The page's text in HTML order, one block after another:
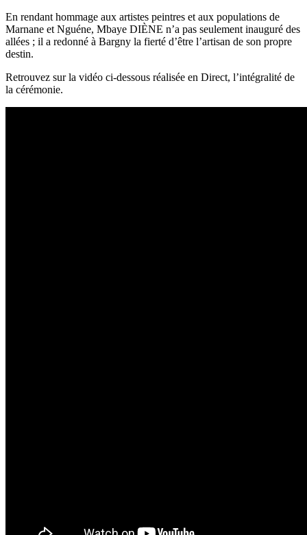
En rendant hommage aux artistes peintres et aux populations de
Marnane et Nguéne, Mbaye DIÈNE n’a pas seulement inauguré des
allées ; il a redonné à Bargny la fierté d’être l’artisan de son propre
destin.
Retrouvez sur la vidéo ci-dessous réalisée en Direct, l’intégralité de
la cérémonie.